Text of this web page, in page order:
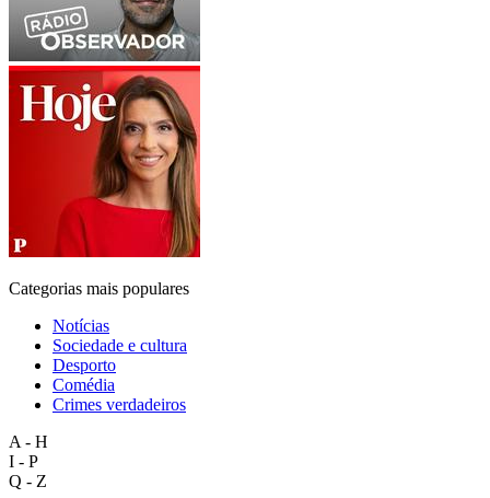
Categorias mais populares
Notícias
Sociedade e cultura
Desporto
Comédia
Crimes verdadeiros
A - H
I - P
Q - Z